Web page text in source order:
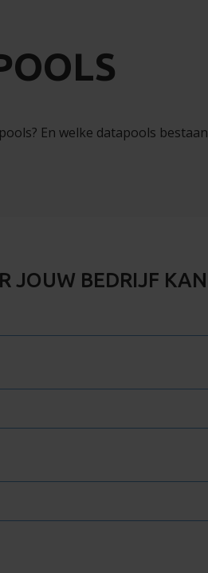
En welke datapools bestaan
JOUW BEDRIJF KAN